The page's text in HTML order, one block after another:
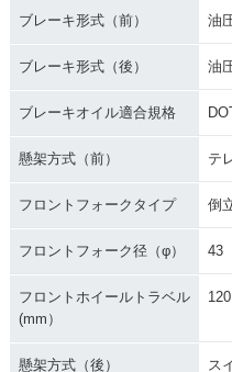
ブレーキ形式（前） 油
ブレーキ形式（後） 油
ブレーキオイル適合規格
懸架方式（前） テ
フロントフォークタイプ 倒
フロントフォーク径（φ） 43
フロントホイールトラベル
(mm）
120
懸架方式（後） ス